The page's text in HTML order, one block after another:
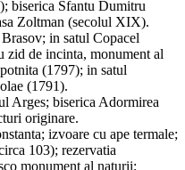
biserica Sfantu Dumitru
Zoltman (secolul XIX).
in satul Copacel
zid de incinta, monument al
(1797); in satul
(1791).
Arges; biserica Adormirea
originare.
izvoare cu ape termale;
103); rezervatia
monument al naturii;